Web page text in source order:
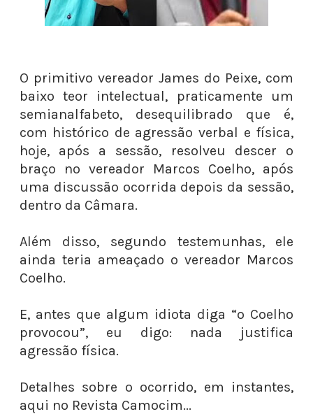
O primitivo vereador James do Peixe, com
baixo teor intelectual, praticamente um
semianalfabeto, desequilibrado que é,
com histórico de agressão verbal e física,
hoje, após a sessão, resolveu descer o
braço no vereador Marcos Coelho, após
uma discussão ocorrida depois da sessão,
dentro da Câmara.
Além disso, segundo testemunhas, ele
ainda teria ameaçado o vereador Marcos
Coelho.
E, antes que algum idiota diga “o Coelho
provocou”, eu digo: nada justifica
agressão física.
Detalhes sobre o ocorrido, em instantes,
aqui no Revista Camocim...